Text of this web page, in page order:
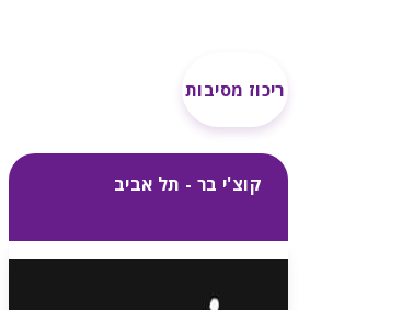
ריכוז מסיבות
קוצ'י בר - תל אביב